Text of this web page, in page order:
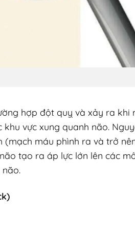
hợp đột quỵ và xảy ra khi
vực xung quanh não.
máu phình ra và trở
tạo ra áp lực lớn lên các